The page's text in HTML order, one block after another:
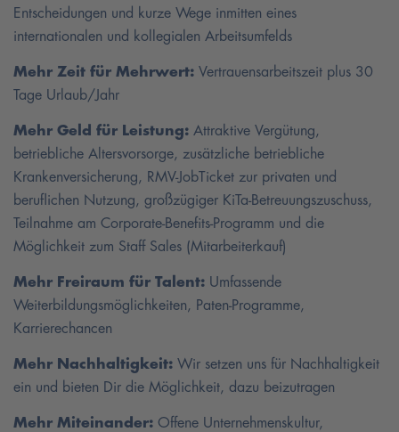
Entscheidungen und kurze Wege inmitten eines
internationalen und kollegialen Arbeitsumfelds
Mehr Zeit für Mehrwert: Vertrauensarbeitszeit plus 30
Tage Urlaub/Jahr
Mehr Geld für Leistung: Attraktive Vergütung,
betriebliche Altersvorsorge, zusätzliche betriebliche
Krankenversicherung, RMV-JobTicket zur privaten und
beruflichen Nutzung, großzügiger KiTa-Betreuungszuschuss,
Teilnahme am Corporate-Benefits-Programm und die
Möglichkeit zum Staff Sales (Mitarbeiterkauf)
Mehr Freiraum für Talent: Umfassende
Weiterbildungsmöglichkeiten, Paten-Programme,
Karrierechancen
Mehr Nachhaltigkeit: Wir setzen uns für Nachhaltigkeit
ein und bieten Dir die Möglichkeit, dazu beizutragen
Mehr Miteinander: Offene Unternehmenskultur,